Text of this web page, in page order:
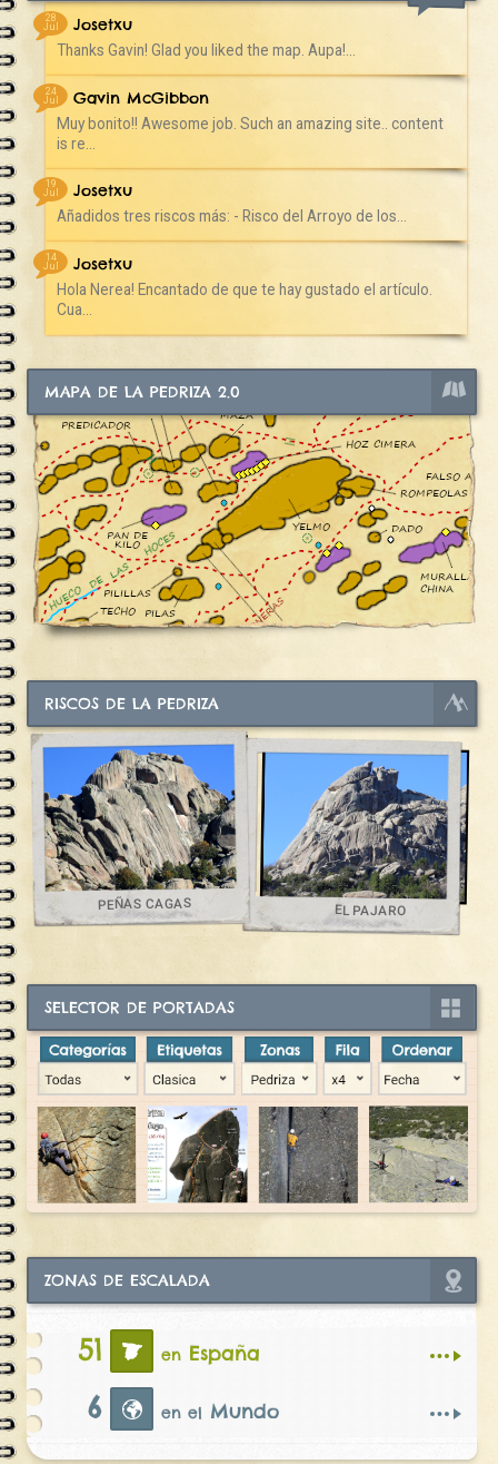
28
Jul
Josetxu
Thanks Gavin! Glad you liked the map. Aupa!...
24
Jul
Gavin McGibbon
Muy bonito!! Awesome job. Such an amazing site.. content
is re...
19
Jul
Josetxu
Añadidos tres riscos más: - Risco del Arroyo de los...
14
Jul
Josetxu
Hola Nerea! Encantado de que te hay gustado el artículo.
Cua...
MAPA DE LA PEDRIZA 2.0
RISCOS DE LA PEDRIZA
PEÑAS CAGAS EL PAJARO
SELECTOR DE PORTADAS
ZONAS DE ESCALADA
51 en España
6 en el Mundo